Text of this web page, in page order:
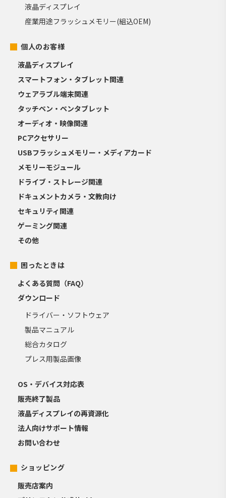
液晶ディスプレイ
産業用途フラッシュメモリー(組込OEM)
個人のお客様
液晶ディスプレイ
スマートフォン・タブレット関連
ウェアラブル端末関連
タッチペン・ペンタブレット
オーディオ・映像関連
PCアクセサリー
USBフラッシュメモリー・メディアカード
メモリーモジュール
ドライブ・ストレージ関連
ドキュメントカメラ・文教向け
セキュリティ関連
ゲーミング関連
その他
困ったときは
よくある質問（FAQ）
ダウンロード
ドライバー・ソフトウェア
製品マニュアル
総合カタログ
プレス用製品画像
OS・デバイス対応表
販売終了製品
液晶ディスプレイの再資源化
法人向けサポート情報
お問い合わせ
ショッピング
販売店案内